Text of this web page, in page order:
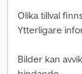
Olika tillval
Ytterligare
Bilder kan